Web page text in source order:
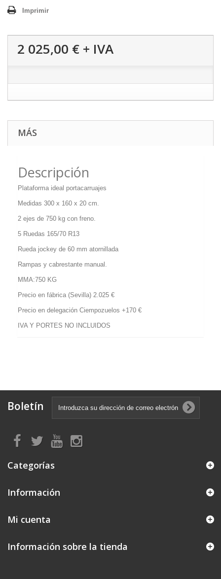
Imprimir
2 025,00 € + IVA
MÁS
Descripción
Plataforma ideal portacarruajes
Medidas 300 x 160 x 20 cm.
2 ejes de 750 kg con freno.
5 Ruedas 165/70 R13
Rueda jockey de 60 mm atornillada
Rampas y cabrestante manual.
MMA:750 KG
Precio en fábrica (Sevilla) 2.025 €
Precio en delegación Ciempozuelos +170 €
IVA Y PORTES NO INCLUIDOS
Boletín
Categorías
Información
Mi cuenta
Información sobre la tienda